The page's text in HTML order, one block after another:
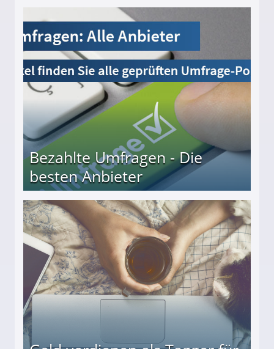
Bezahlte Umfragen - Die
besten Anbieter